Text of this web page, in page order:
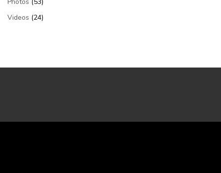
Videos (24)